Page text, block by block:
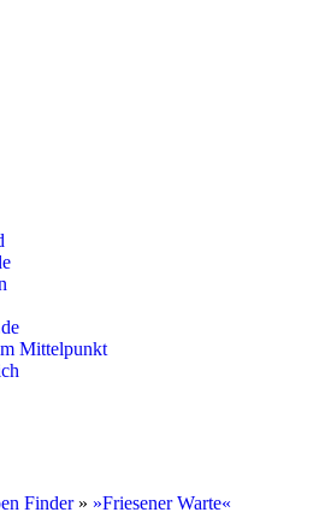
Mittelpunkt
Finder» »Friesener Warte«